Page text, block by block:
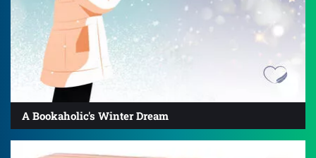
A Bookaholic's Winter Dream